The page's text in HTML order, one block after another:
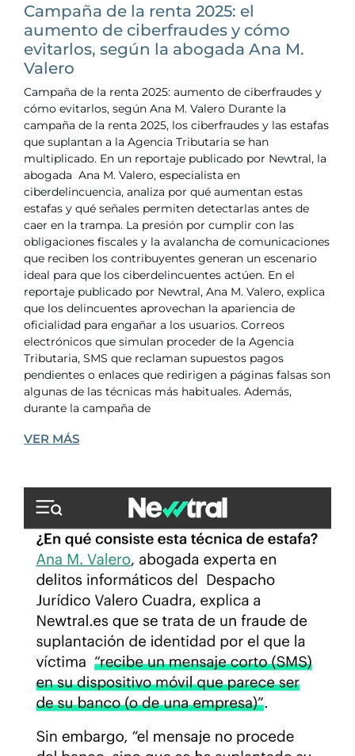
Campaña de la renta 2025: el
aumento de ciberfraudes y cómo
evitarlos, según la abogada Ana M.
Valero
Campaña de la renta 2025: aumento de ciberfraudes y
cómo evitarlos, según Ana M. Valero Durante la
campaña de la renta 2025, los ciberfraudes y las estafas
que suplantan a la Agencia Tributaria se han
multiplicado. En un reportaje publicado por Newtral, la
abogada Ana M. Valero, especialista en
ciberdelincuencia, analiza por qué aumentan estas
estafas y qué señales permiten detectarlas antes de
caer en la trampa. La presión por cumplir con las
obligaciones fiscales y la avalancha de comunicaciones
que reciben los contribuyentes generan un escenario
ideal para que los ciberdelincuentes actúen. En el
reportaje publicado por Newtral, Ana M. Valero, explica
que los delincuentes aprovechan la apariencia de
oficialidad para engañar a los usuarios. Correos
electrónicos que simulan proceder de la Agencia
Tributaria, SMS que reclaman supuestos pagos
pendientes o enlaces que redirigen a páginas falsas son
algunas de las técnicas más habituales. Además,
durante la campaña de
VER MÁS